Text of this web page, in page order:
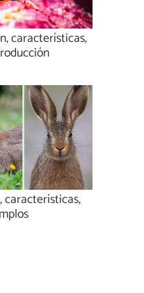
características,
características,